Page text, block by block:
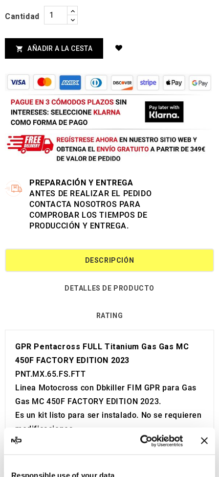
Responsible use of your data
Cantidad
 AÑADIR A LA CESTA
PREPARACIÓN Y ENTREGA
ANTES DE REALIZAR EL PEDIDO
CONTACTA NOSOTROS PARA
COMPROBAR LOS TIEMPOS DE
PRODUCCIÓN Y ENTREGA.
DESCRIPCIÓN
DETALLES DE PRODUCTO
RATING
GPR Pentacross FULL Titanium Gas Gas MC
450F FACTORY EDITION 2023
PNT.MX.65.FS.FTT
Linea Motocross con Dbkiller FIM GPR para Gas
Gas MC 450F FACTORY EDITION 2023.
Es un kit listo para ser instalado. No se requieren
modificaciones.
Se reemplaza directamente sin ninguna
modificación.